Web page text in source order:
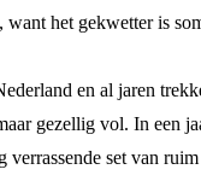
het gekwetter is
en al jaren
gezellig vol. In een
verrassende set van